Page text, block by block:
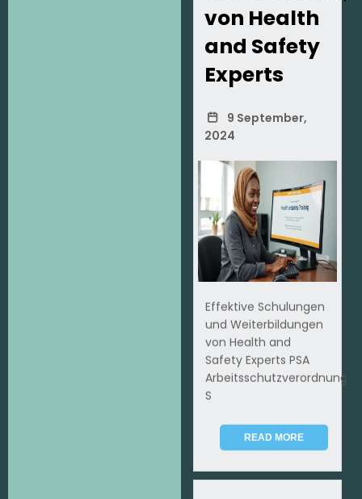
von Health
and Safety
Experts
9 September,
2024
Effektive Schulungen
und Weiterbildungen
von Health and
Safety Experts PSA
Arbeitsschutzverordnung
S
READ MORE